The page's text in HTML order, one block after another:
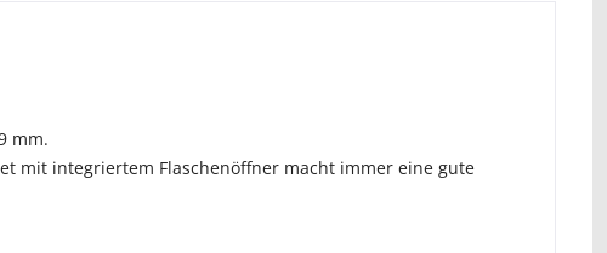
mm.
mit integriertem Flaschenöffner macht immer eine gute